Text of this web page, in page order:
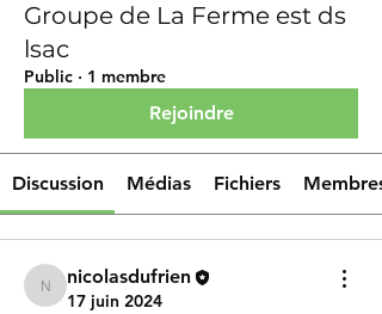
Groupe de La Ferme est ds
lsac
Public · 1 membre
Rejoindre
Discussion Médias Fichiers Membres
nicolasdufrien
nicolasdufrien
17 juin 2024